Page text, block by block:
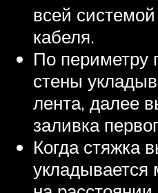
всей
кабеля.
По периметру
стены
лента, далее
заливка
Когда стяжка
укладывается